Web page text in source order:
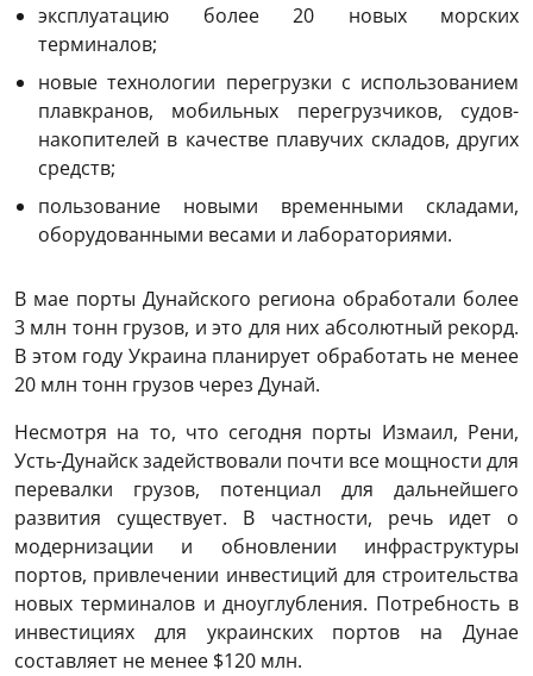
эксплуатацию более 20 новых морских
терминалов;
новые технологии перегрузки с использованием
плавкранов, мобильных перегрузчиков, судов-
накопителей в качестве плавучих складов, других
средств;
пользование новыми временными складами,
оборудованными весами и лабораториями.
В мае порты Дунайского региона обработали более
3 млн тонн грузов, и это для них абсолютный рекорд.
В этом году Украина планирует обработать не менее
20 млн тонн грузов через Дунай.
Несмотря на то, что сегодня порты Измаил, Рени,
Усть-Дунайск задействовали почти все мощности для
перевалки грузов, потенциал для дальнейшего
развития существует. В частности, речь идет о
модернизации и обновлении инфраструктуры
портов, привлечении инвестиций для строительства
новых терминалов и дноуглубления. Потребность в
инвестициях для украинских портов на Дунае
составляет не менее $120 млн.